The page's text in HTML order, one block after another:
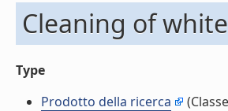
Cleaning of
Type
Prodotto della ricerca